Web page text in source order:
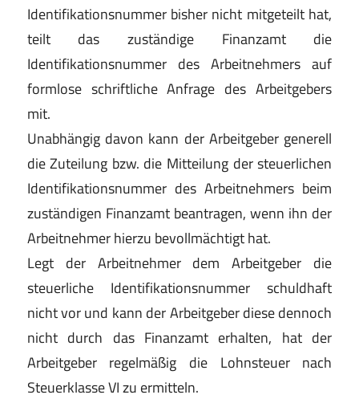
Identifikationsnummer bisher nicht mitgeteilt hat,
teilt das zuständige Finanzamt die
Identifikationsnummer des Arbeitnehmers auf
formlose schriftliche Anfrage des Arbeitgebers
mit.
Unabhängig davon kann der Arbeitgeber generell
die Zuteilung bzw. die Mitteilung der steuerlichen
Identifikationsnummer des Arbeitnehmers beim
zuständigen Finanzamt beantragen, wenn ihn der
Arbeitnehmer hierzu bevollmächtigt hat.
Legt der Arbeitnehmer dem Arbeitgeber die
steuerliche Identifikationsnummer schuldhaft
nicht vor und kann der Arbeitgeber diese dennoch
nicht durch das Finanzamt erhalten, hat der
Arbeitgeber regelmäßig die Lohnsteuer nach
Steuerklasse VI zu ermitteln.